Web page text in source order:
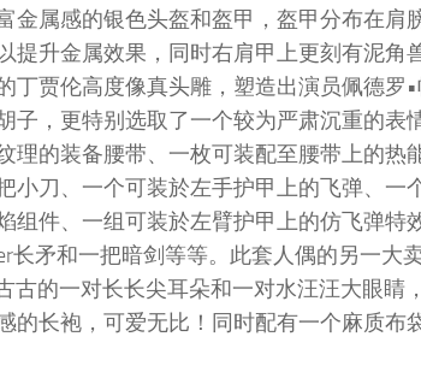
金属感的银色头盔和盔甲，盔甲分布在肩
提升金属效果，同时右肩甲上更刻有泥角
丁贾伦高度像真头雕，塑造出演员佩德罗
子，更特别选取了一个较为严肃沉重的表
理的装备腰带、一枚可装配至腰带上的热
小刀、一个可装於左手护甲上的飞弹、一
组件、一组可装於左臂护甲上的仿飞弹特
长矛和一把暗剑等等。此套人偶的另一大
古的一对长长尖耳朵和一对水汪汪大眼睛
的长袍，可爱无比！同时配有一个麻质布